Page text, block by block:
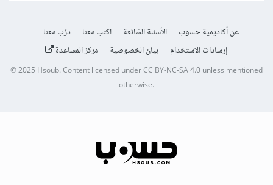
عن أكاديمية حسوب الأسئلة الشائعة اكتب معنا
درّب معنا
إرشادات الاستخدام
بيان الخصوصية مركز المساعدة
© 2025Hsoub.Content licensed underCC BY-NC-SA 4.0unless mentioned
otherwise.